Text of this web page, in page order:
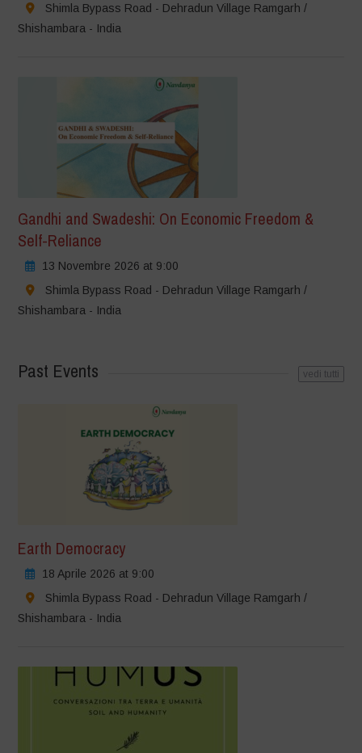
Shimla Bypass Road - Dehradun Village Ramgarh /
Shishambara - India
Gandhi and Swadeshi: On Economic Freedom &
Self-Reliance
13 Novembre 2026 at 9:00
Shimla Bypass Road - Dehradun Village Ramgarh /
Shishambara - India
Past Events vedi tutti
Earth Democracy
18 Aprile 2026 at 9:00
Shimla Bypass Road - Dehradun Village Ramgarh /
Shishambara - India